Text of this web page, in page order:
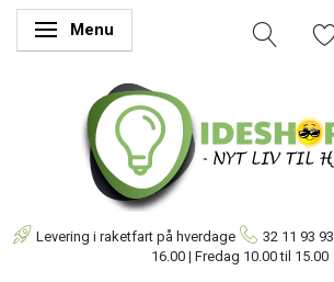
Skifte navigation
Menu
Levering i raketfart på hverdage 32 11 93 93
16.00 | Fredag 10.00 til 15.00